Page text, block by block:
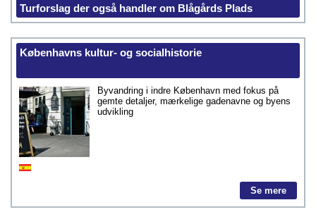
Turforslag der også handler om Blågårds Plads
Københavns kultur- og socialhistorie
Byvandring i indre København med fokus på
gemte detaljer, mærkelige gadenavne og byens
udvikling
Se mere